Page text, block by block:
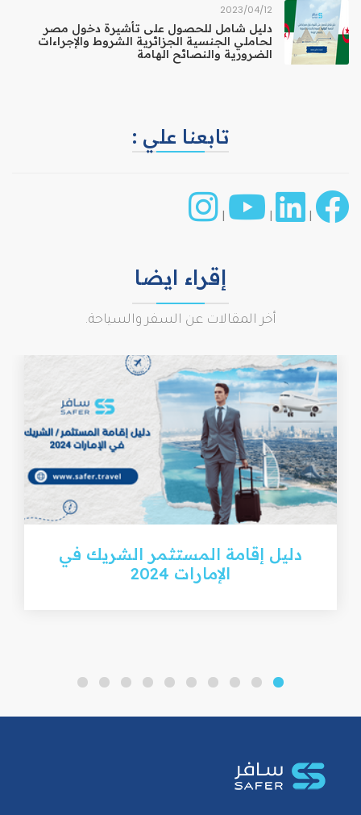
12‏/04‏/2023
دليل شامل للحصول على تأشيرة دخول مصر
لحاملي الجنسية الجزائرية الشروط والإجراءات
الضرورية والنصائح الهامة
تابعنا علي :
|
|
|
إقراء ايضا
أخر المقالات عن السفر والسياحة.
دليل إقامة المستثمر الشريك في
الإمارات 2024